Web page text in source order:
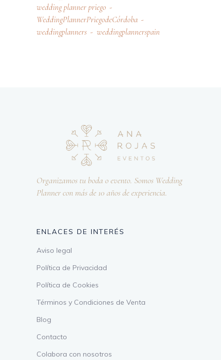
wedding planner priego
WeddingPlannerPriegodeCórdoba
weddingplanners
weddingplannerspain
Organizamos tu boda o evento. Somos Wedding
Planner con más de 10 años de experiencia.
ENLACES DE INTERÉS
Aviso legal
Política de Privacidad
Política de Cookies
Términos y Condiciones de Venta
Blog
Contacto
Colabora con nosotros